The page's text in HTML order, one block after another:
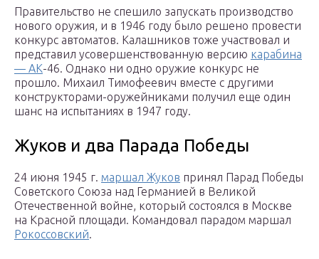
Правительство не спешило запускать производство
нового оружия, и в 1946 году было решено провести
конкурс автоматов. Калашников тоже участвовал и
представил усовершенствованную версию карабина
— АК-46. Однако ни одно оружие конкурс не
прошло. Михаил Тимофеевич вместе с другими
конструкторами-оружейниками получил еще один
шанс на испытаниях в 1947 году.
Жуков и два Парада Победы
24 июня 1945 г. маршал Жуков принял Парад Победы
Советского Союза над Германией в Великой
Отечественной войне, который состоялся в Москве
на Красной площади. Командовал парадом маршал
Рокоссовский.